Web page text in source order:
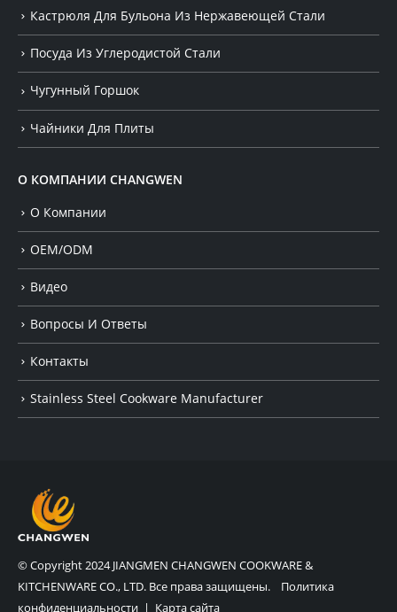
Кастрюля Для Бульона Из Нержавеющей Стали
Посуда Из Углеродистой Стали
Чугунный Горшок
Чайники Для Плиты
О КОМПАНИИ CHANGWEN
О Компании
OEM/ODM
Видео
Вопросы И Ответы
Контакты
Stainless Steel Cookware Manufacturer
© Copyright 2024 JIANGMEN CHANGWEN COOKWARE &
KITCHENWARE CO., LTD. Все права защищены. Политика
конфиденциальности | Карта сайта